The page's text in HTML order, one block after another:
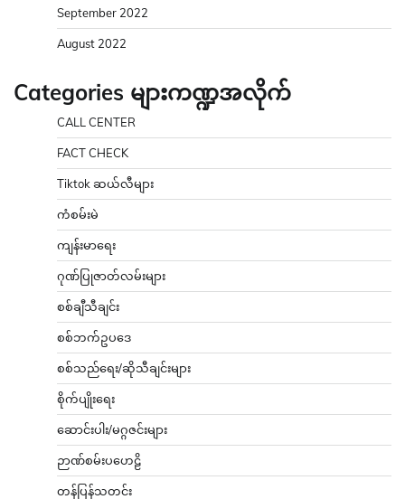
September 2022
August 2022
Categories များကဏ္ဍအလိုက်
CALL CENTER
FACT CHECK
Tiktok ဆယ်လီများ
ကံစမ်းမဲ
ကျန်းမာရေး
ဂုဏ်ပြုဇာတ်လမ်းများ
စစ်ချီသီချင်း
စစ်ဘက်ဥပဒေ
စစ်သည်ရေး/ဆိုသီချင်းများ
စိုက်ပျိုးရေး
ဆောင်းပါး/မဂ္ဂဇင်းများ
ဉာဏ်စမ်းပဟေဠိ
တန်ပြန်သတင်း